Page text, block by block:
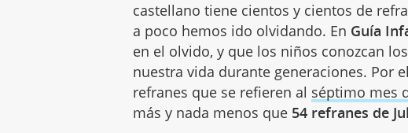
castellano tiene cientos y cientos de
a poco hemos ido olvidando. En Guía
en el olvido, y que los niños conozcan
nuestra vida durante generaciones. Por
refranes que se refieren al séptimo mes
más y nada menos que 54 refranes de